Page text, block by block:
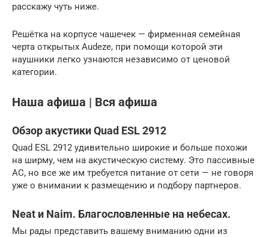
расскажу чуть ниже.
Решётка на корпусе чашечек — фирменная семейная
черта открытых Audeze, при помощи которой эти
наушники легко узнаются независимо от ценовой
категории.
Наша афиша | Вся афиша
Обзор акустики Quad ESL 2912
Quad ESL 2912 удивительно широкие и больше похожи
на ширму, чем на акустическую систему. Это пассивные
АС, но все же им требуется питание от сети — не говоря
уже о внимании к размещению и подбору партнеров.
Neat и Naim. Благословленные на небесах.
Мы рады представить вашему вниманию одни из